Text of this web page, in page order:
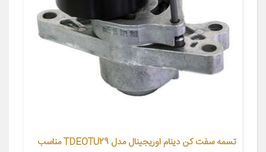
تسمه سفت کن دینام اوریجینال مدل TDEOTU29 مناسب